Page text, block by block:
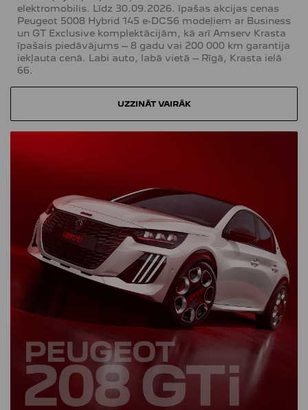
elektromobilis. Līdz 30.09.2026. īpašas akcijas cenas
Peugeot 5008 Hybrid 145 e-DCS6 modeļiem ar Business
un GT Exclusive komplektācijām, kā arī Amserv Krasta
īpašais piedāvājums – 8 gadu vai 200 000 km garantija
iekļauta cenā. Labi auto, labā vietā – Rīgā, Krasta ielā
66.
UZZINĀT VAIRĀK